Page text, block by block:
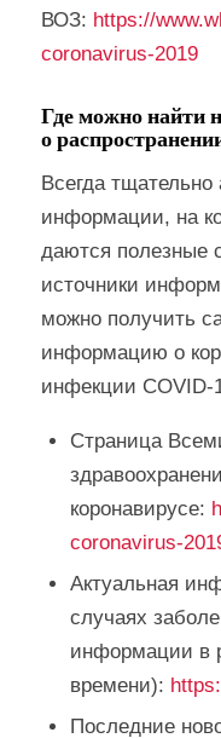
ВОЗ: https://
coronavirus-2019
Где можно найти
о
Всегда тщательно
информации, на
даются полезные
источники
можно получить
информацию о
инфекции COVID-
Страница
коронавирусе:
coronavirus-
Актуальная
случаях
информации в
времени):
Последние